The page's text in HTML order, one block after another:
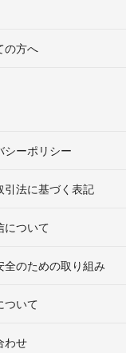
の方へ
シーポリシー
引法に基づく表記
について
全のための取り組み
ついて
わせ